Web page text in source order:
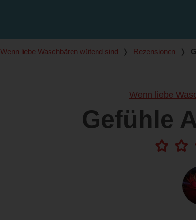
Wenn liebe Waschbären wütend sind ❭ Rezensionen ❭
Wenn liebe
Gefühle